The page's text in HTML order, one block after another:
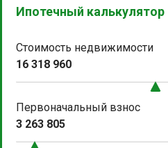
Ипотечный калькулятор
Стоимость недвижимости
16 318 960
Первоначальный взнос
3 263 805